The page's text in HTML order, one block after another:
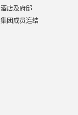
酒店及府邸
集团成员连结